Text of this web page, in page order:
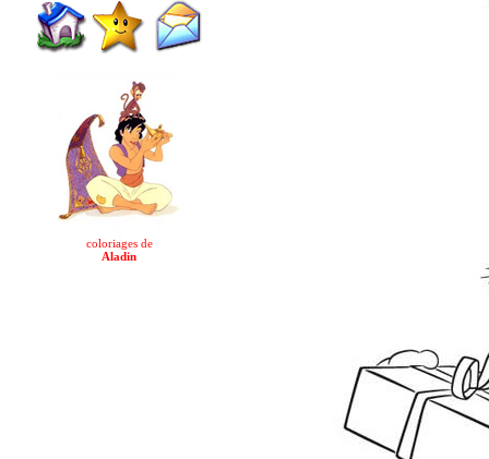
coloriages de
Aladin